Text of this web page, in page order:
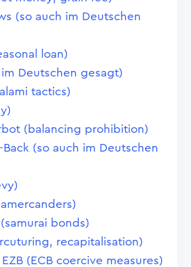
(so auch im Deutschen
loan)
im Deutschen gesagt)
tactics)
(balancing prohibition)
Back (so auch im Deutschen
bonds)
recapitalisation)
(ECB coercive measures)